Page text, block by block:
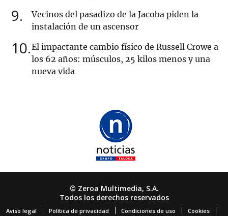
9
Vecinos del pasadizo de la Jacoba piden la
instalación de un ascensor
10 El impactante cambio físico de Russell Crowe a
los 62 años: músculos, 25 kilos menos y una
nueva vida
© Zeroa Multimedia, S.A.
Todos los derechos reservados
Aviso legal Política de privacidad Condiciones de uso Cookies